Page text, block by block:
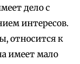
дело с
интересов.
относится к
имеет мало